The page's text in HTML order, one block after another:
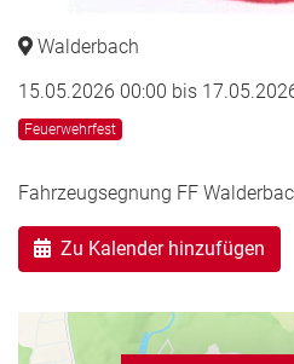
Walderbach
15.05.2026 00:00 bis
Feuerwehrfest
Fahrzeugsegnung FF
Zu Kalender hinzufügen